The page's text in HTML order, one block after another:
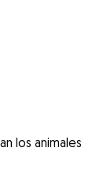
los animales